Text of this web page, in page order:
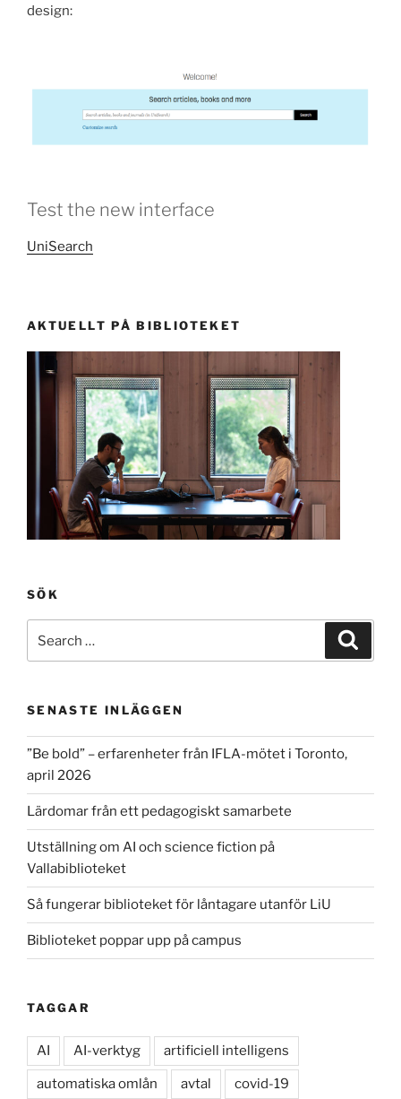
design:
Test the new interface
UniSearch
AKTUELLT PÅ BIBLIOTEKET
SÖK
for:
SENASTE INLÄGGEN
”Be bold” – erfarenheter från IFLA-mötet i Toronto,
april 2026
Lärdomar från ett pedagogiskt samarbete
Utställning om AI och science fiction på
Vallabiblioteket
Så fungerar biblioteket för låntagare utanför LiU
Biblioteket poppar upp på campus
TAGGAR
AI AI-verktyg artificiell intelligens
automatiska omlån avtal covid-19